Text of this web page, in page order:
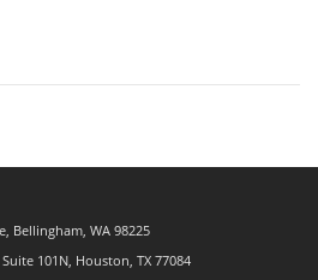
Bellingham, WA 98225
101N, Houston, TX 77084